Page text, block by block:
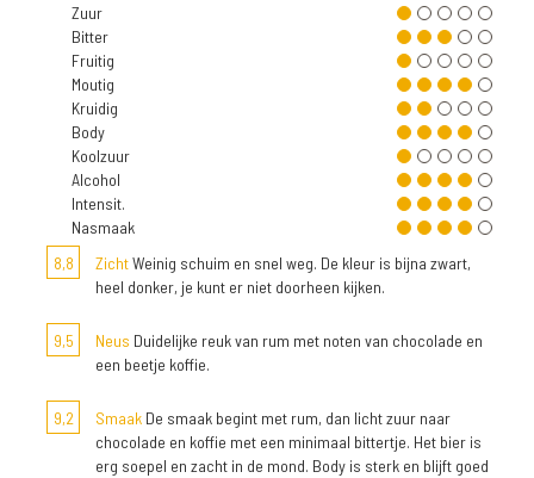
Zuur
Bitter
Fruitig
Moutig
Kruidig
Body
Koolzuur
Alcohol
Intensit.
Nasmaak
8,8
ZichtWeinig schuim en snel weg. De kleur is bijna zwart,
heel donker, je kunt er niet doorheen kijken.
9,5 Neus Duidelijke reuk van rum met noten van chocolade en
een beetje koffie.
9,2 Smaak De smaak begint met rum, dan licht zuur naar
chocolade en koffie met een minimaal bittertje. Het bier is
erg soepel en zacht in de mond. Body is sterk en blijft goed